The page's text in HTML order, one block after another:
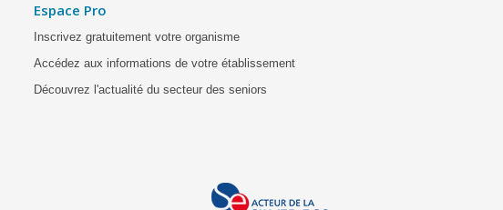
Espace Pro
Inscrivez gratuitement votre organisme
Accédez aux informations de votre établissement
Découvrez l'actualité du secteur des seniors